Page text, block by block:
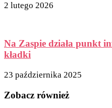
2 lutego 2026
Na Zaspie działa punkt
kładki
23 października 2025
Zobacz również